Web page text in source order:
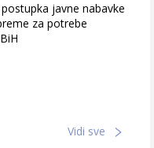
javne nabavke
za potrebe
Vidi sve